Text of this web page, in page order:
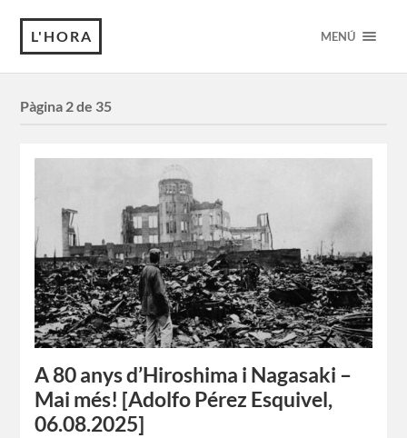
L'HORA MENÚ
Pàgina 2 de 35
A 80 anys d’Hiroshima i Nagasaki –
Mai més! [Adolfo Pérez Esquivel,
06.08.2025]